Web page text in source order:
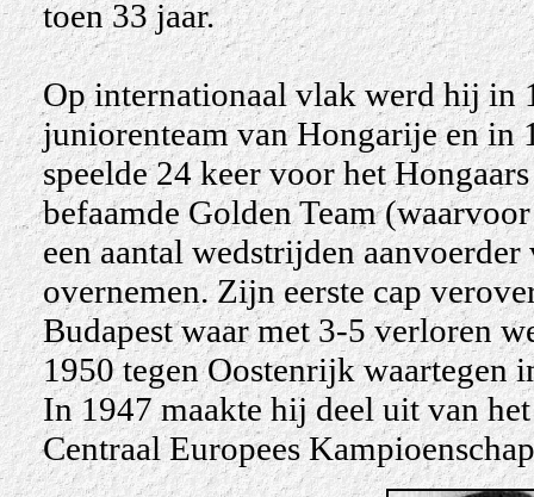
toen 33 jaar.
Op internationaal vlak werd hij in
juniorenteam van Hongarije en
speelde 24 keer voor het
befaamde Golden Team
een aantal wedstrijden
overnemen. Zijn eerste cap
Budapest waar met 3-5 verloren
1950 tegen Oostenrijk waartegen
In 1947 maakte hij deel uit van
Centraal Europees